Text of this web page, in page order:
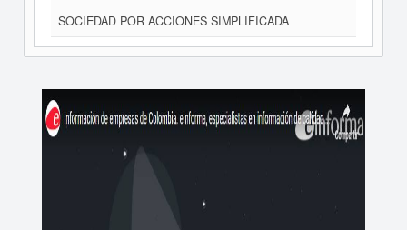
SOCIEDAD POR ACCIONES SIMPLIFICADA